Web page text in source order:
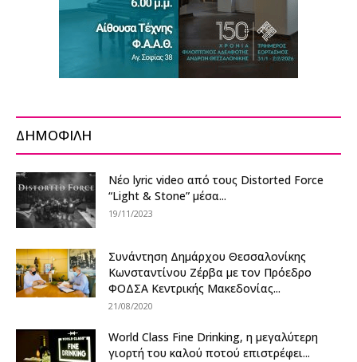
ΔΗΜΟΦΙΛΗ
Nέο lyric video από τους Distorted Force
“Light & Stone” μέσα...
19/11/2023
Συνάντηση Δημάρχου Θεσσαλονίκης
Κωνσταντίνου Ζέρβα με τον Πρόεδρο
ΦΟΔΣΑ Κεντρικής Μακεδονίας...
21/08/2020
World Class Fine Drinking, η μεγαλύτερη
γιορτή του καλού ποτού επιστρέφει...